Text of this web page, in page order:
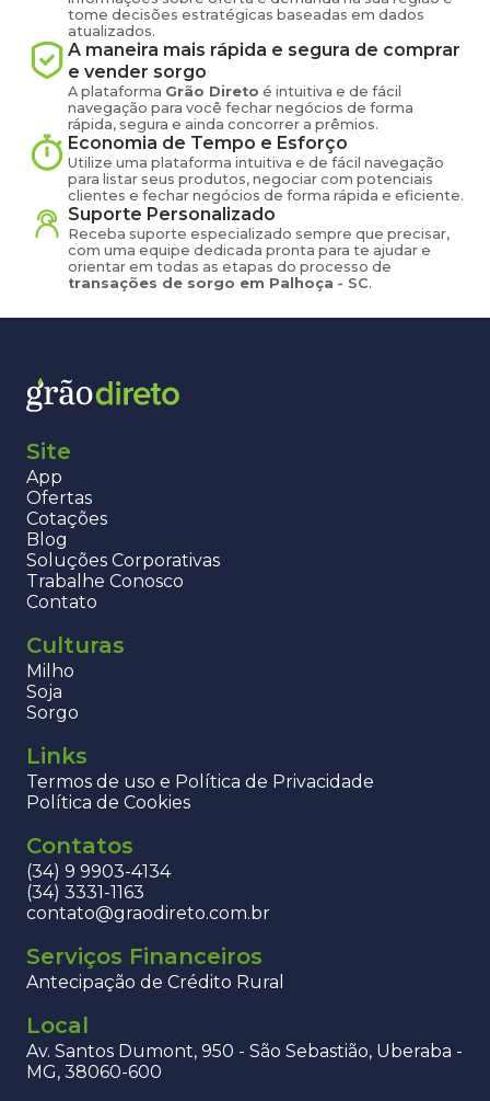
tome decisões estratégicas baseadas em dados
atualizados.
A maneira mais rápida e segura de comprar
e vender sorgo
A plataforma Grão Direto é intuitiva e de fácil
navegação para você fechar negócios de forma
rápida, segura e ainda concorrer a prêmios.
Economia de Tempo e Esforço
Utilize uma plataforma intuitiva e de fácil navegação
para listar seus produtos, negociar com potenciais
clientes e fechar negócios de forma rápida e eficiente.
Suporte Personalizado
Receba suporte especializado sempre que precisar,
com uma equipe dedicada pronta para te ajudar e
orientar em todas as etapas do processo de
transações de sorgo em Palhoça - SC.
Site
App
Ofertas
Cotações
Blog
Soluções Corporativas
Trabalhe Conosco
Contato
Culturas
Milho
Soja
Sorgo
Links
Termos de uso e Política de Privacidade
Política de Cookies
Contatos
(34) 9 9903-4134
(34) 3331-1163
contato@graodireto.com.br
Serviços Financeiros
Antecipação de Crédito Rural
Local
Av. Santos Dumont, 950 - São Sebastião, Uberaba -
MG, 38060-600